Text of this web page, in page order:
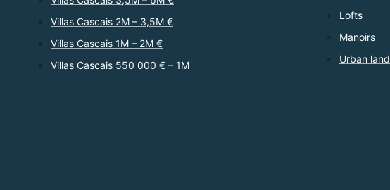
Villas Cascais 2M – 3,5M €
Villas Cascais 1M – 2M €
Villas Cascais 550 000 € – 1M
Lofts
Manoirs
Urban land